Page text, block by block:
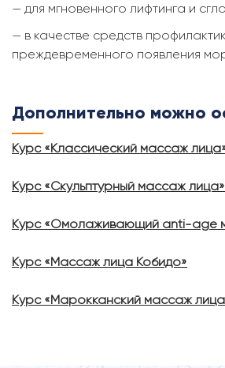
— для мгновенного лифтинга и
— в качестве средств
преждевременного появления
Дополнительно можно
Курс «Классический массаж
Курс «Скульптурный массаж лица»
Курс «Омолаживающий anti-age
Курс «Массаж лица Кобидо»
Курс «Марокканский массаж